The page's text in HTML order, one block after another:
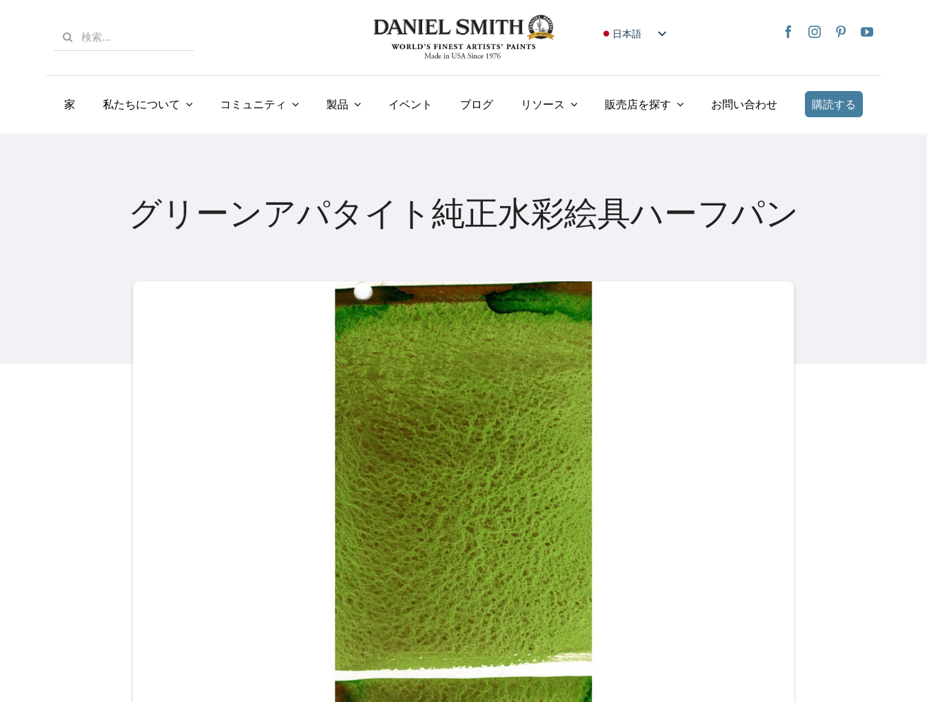
Search
for:
日本語
Français
Italiano
Tiếng Việt
家 私たちについて コミュニティ 製品 イベント ブログ リソース 販売店を探す お問い合わせ 購読する
グリーンアパタイト純正水彩絵具ハーフパン